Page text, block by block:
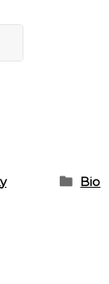
Bio